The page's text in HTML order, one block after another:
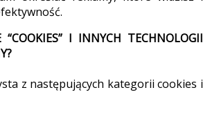
“COOKIES” I INNYCH TECHNOLOGII
z następujących kategorii cookies i